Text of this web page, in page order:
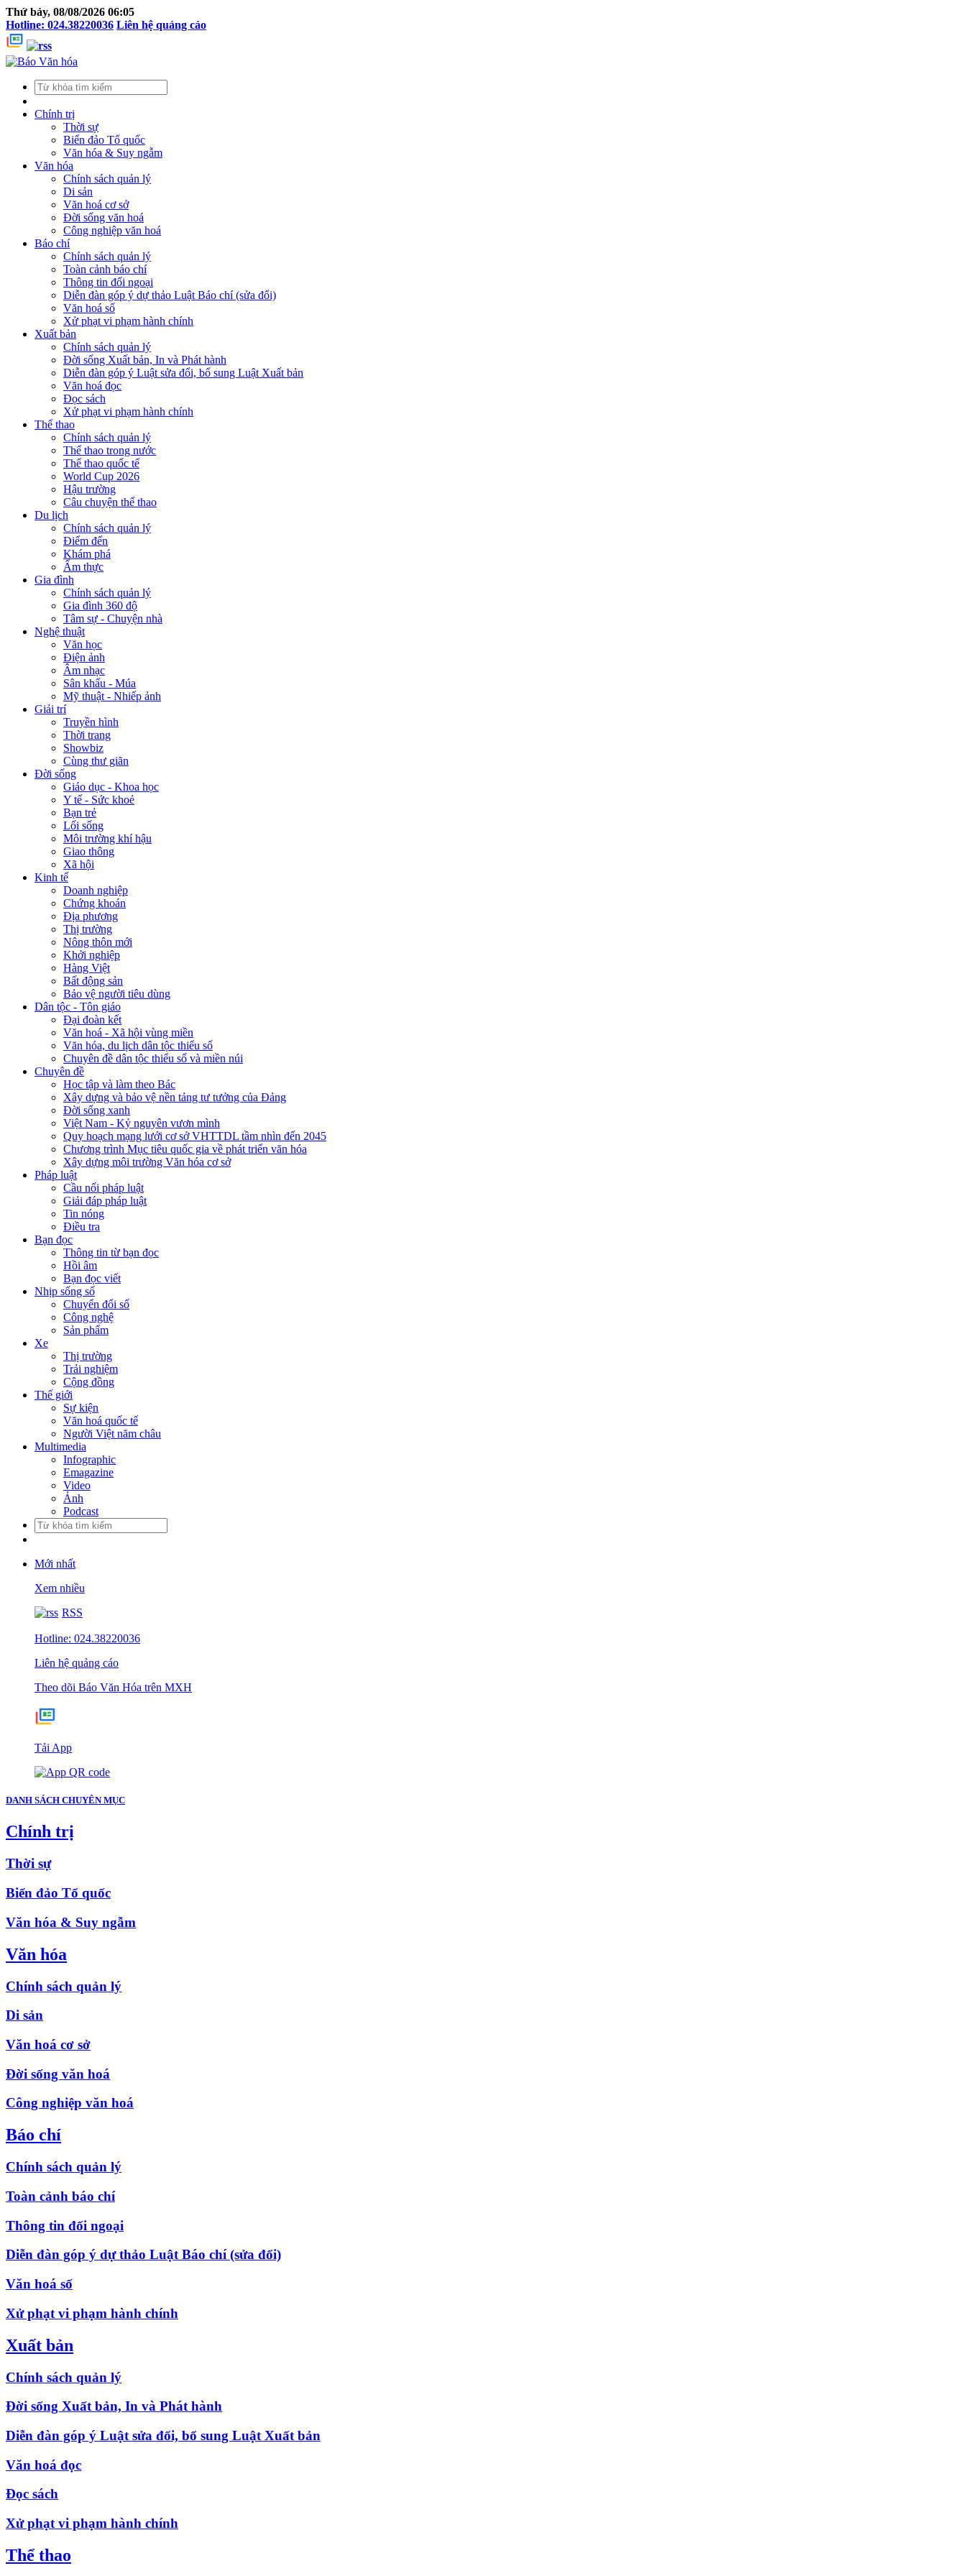
Thứ bảy, 08/08/2026 06:05
Hotline: 024.38220036 Liên hệ quảng cáo
Chính trị
Thời sự
Biển đảo Tổ quốc
Văn hóa & Suy ngẫm
Văn hóa
Chính sách quản lý
Di sản
Văn hoá cơ sở
Đời sống văn hoá
Công nghiệp văn hoá
Báo chí
Chính sách quản lý
Toàn cảnh báo chí
Thông tin đối ngoại
Diễn đàn góp ý dự thảo Luật Báo chí (sửa đổi)
Văn hoá số
Xử phạt vi phạm hành chính
Xuất bản
Chính sách quản lý
Đời sống Xuất bản, In và Phát hành
Diễn đàn góp ý Luật sửa đổi, bổ sung Luật Xuất bản
Văn hoá đọc
Đọc sách
Xử phạt vi phạm hành chính
Thể thao
Chính sách quản lý
Thể thao trong nước
Thể thao quốc tế
World Cup 2026
Hậu trường
Câu chuyện thể thao
Du lịch
Chính sách quản lý
Điểm đến
Khám phá
Ẩm thực
Gia đình
Chính sách quản lý
Gia đình 360 độ
Tâm sự - Chuyện nhà
Nghệ thuật
Văn học
Điện ảnh
Âm nhạc
Sân khấu - Múa
Mỹ thuật - Nhiếp ảnh
Giải trí
Truyền hình
Thời trang
Showbiz
Cùng thư giãn
Đời sống
Giáo dục - Khoa học
Y tế - Sức khoẻ
Bạn trẻ
Lối sống
Môi trường khí hậu
Giao thông
Xã hội
Kinh tế
Doanh nghiệp
Chứng khoán
Địa phương
Thị trường
Nông thôn mới
Khởi nghiệp
Hàng Việt
Bất động sản
Bảo vệ người tiêu dùng
Dân tộc - Tôn giáo
Đại đoàn kết
Văn hoá - Xã hội vùng miền
Văn hóa, du lịch dân tộc thiểu số
Chuyên đề dân tộc thiểu số và miền núi
Chuyên đề
Học tập và làm theo Bác
Xây dựng và bảo vệ nền tảng tư tưởng của Đảng
Đời sống xanh
Việt Nam - Kỷ nguyên vươn mình
Quy hoạch mạng lưới cơ sở VHTTDL tầm nhìn đến 2045
Chương trình Mục tiêu quốc gia về phát triển văn hóa
Xây dựng môi trường Văn hóa cơ sở
Pháp luật
Cầu nối pháp luật
Giải đáp pháp luật
Tin nóng
Điều tra
Bạn đọc
Thông tin từ bạn đọc
Hồi âm
Bạn đọc viết
Nhịp sống số
Chuyển đổi số
Công nghệ
Sản phẩm
Xe
Thị trường
Trải nghiệm
Cộng đồng
Thế giới
Sự kiện
Văn hoá quốc tế
Người Việt năm châu
Multimedia
Infographic
Emagazine
Video
Ảnh
Podcast
Mới nhất
Xem nhiều
RSS
Hotline: 024.38220036
Liên hệ quảng cáo
Theo dõi Báo Văn Hóa trên MXH
Tải App
DANH SÁCH CHUYÊN MỤC
Chính trị
Thời sự
Biển đảo Tổ quốc
Văn hóa & Suy ngẫm
Văn hóa
Chính sách quản lý
Di sản
Văn hoá cơ sở
Đời sống văn hoá
Công nghiệp văn hoá
Báo chí
Chính sách quản lý
Toàn cảnh báo chí
Thông tin đối ngoại
Diễn đàn góp ý dự thảo Luật Báo chí (sửa đổi)
Văn hoá số
Xử phạt vi phạm hành chính
Xuất bản
Chính sách quản lý
Đời sống Xuất bản, In và Phát hành
Diễn đàn góp ý Luật sửa đổi, bổ sung Luật Xuất bản
Văn hoá đọc
Đọc sách
Xử phạt vi phạm hành chính
Thể thao